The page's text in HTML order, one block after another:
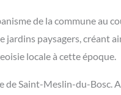
de la commune au
paysagers, créant
locale à cette époque.
Saint-Meslin-du-Bosc.